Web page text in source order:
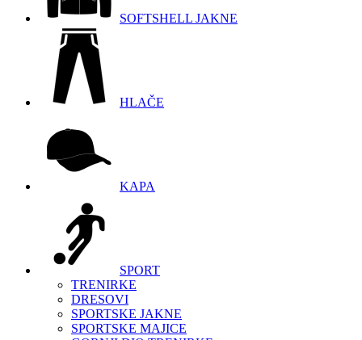
SOFTSHELL JAKNE
HLAČE
KAPA
SPORT
TRENIRKE
DRESOVI
SPORTSKE JAKNE
SPORTSKE MAJICE